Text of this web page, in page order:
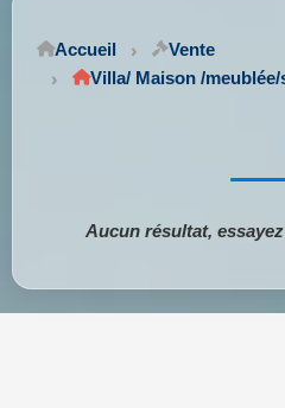
Accueil
Vente
Villa/ Maison /
Aucun résultat,